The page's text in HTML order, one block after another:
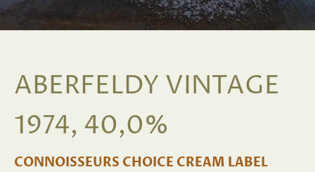
ABERFELDY VINTAGE
1974, 40,0%
CONNOISSEURS CHOICE CREAM LABEL